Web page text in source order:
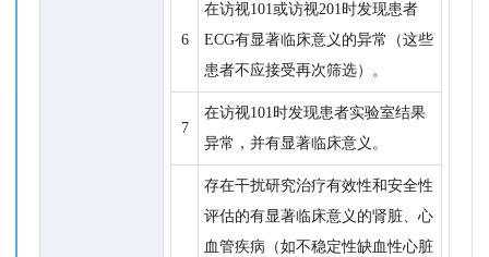
6
在访视101或访视201时发现患者
ECG有显著临床意义的异常（这些
患者不应接受再次筛选）。
7
在访视101时发现患者实验室结果
异常，并有显著临床意义。
存在干扰研究治疗有效性和安全性
评估的有显著临床意义的肾脏、心
血管疾病（如不稳定性缺血性心脏